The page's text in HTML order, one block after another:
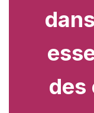
des